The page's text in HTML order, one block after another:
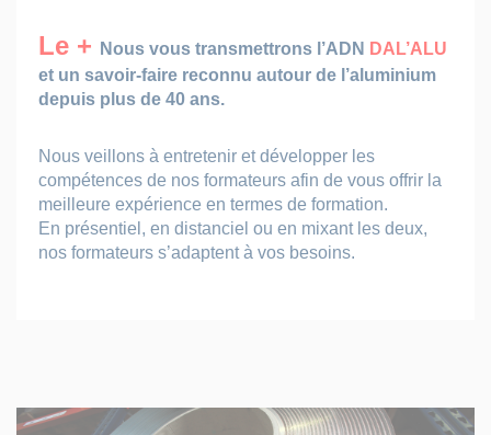
Le + Nous vous transmettrons l’ADN DAL’ALU
et un savoir-faire reconnu autour de l’aluminium
depuis plus de 40 ans.
Nous veillons à entretenir et développer les
compétences de nos formateurs afin de vous offrir la
meilleure expérience en termes de formation.
En présentiel, en distanciel ou en mixant les deux,
nos formateurs s’adaptent à vos besoins.